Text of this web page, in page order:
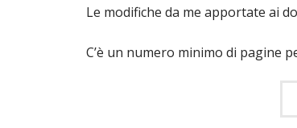
Le modifiche da me apportate ai
C’è un numero minimo di pagine